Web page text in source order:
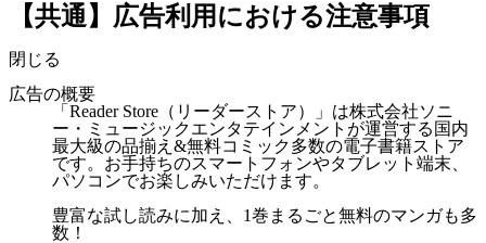
【共通】広告利用における注意事項
閉じる
広告の概要
「Reader Store（リーダーストア）」は株式会社ソニ
ー・ミュージックエンタテインメントが運営する国内
最大級の品揃え&無料コミック多数の電子書籍ストア
です。お手持ちのスマートフォンやタブレット端末、
パソコンでお楽しみいただけます。
豊富な試し読みに加え、1巻まるごと無料のマンガも多
数！